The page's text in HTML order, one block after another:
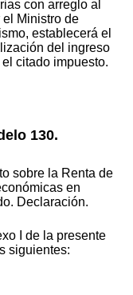
con arreglo al
Ministro de
establecerá el
del ingreso
citado impuesto.
130.
sobre la Renta de
en
Declaración.
I de la presente
siguientes: